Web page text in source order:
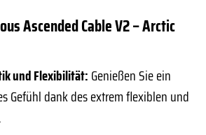
Ascended Cable V2 – Arctic
und Flexibilität: Genießen Sie ein
Gefühl dank des extrem flexiblen und